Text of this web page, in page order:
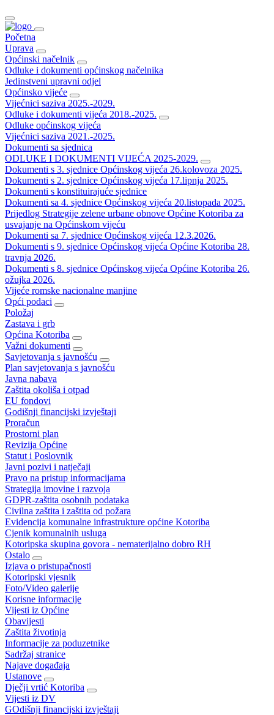
Početna
Uprava
Općinski načelnik
Odluke i dokumenti općinskog načelnika
Jedinstveni upravni odjel
Općinsko vijeće
Vijećnici saziva 2025.-2029.
Odluke i dokumenti vijeća 2018.-2025.
Odluke općinskog vijeća
Vijećnici saziva 2021.-2025.
Dokumenti sa sjednica
ODLUKE I DOKUMENTI VIJEĆA 2025-2029.
Dokumenti s 3. sjednice Općinskog vijeća 26.kolovoza 2025.
Dokumenti s 2. sjednice Općinskog vijeća 17.lipnja 2025.
Dokumenti s konstituirajuće sjednice
Dokumenti sa 4. sjednice Općinskog vijeća 20.listopada 2025.
Prijedlog Strategije zelene urbane obnove Općine Kotoriba za
usvajanje na Općinskom vijeću
Dokumenti sa 7. sjednice Općinskog vijeća 12.3.2026.
Dokumenti s 9. sjednice Općinskog vijeća Općine Kotoriba 28.
travnja 2026.
Dokumenti s 8. sjednice Općinskog vijeća Općine Kotoriba 26.
ožujka 2026.
Vijeće romske nacionalne manjine
Opći podaci
Položaj
Zastava i grb
Općina Kotoriba
Važni dokumenti
Savjetovanja s javnošću
Plan savjetovanja s javnošću
Javna nabava
Zaštita okoliša i otpad
EU fondovi
Godišnji financijski izvještaji
Proračun
Prostorni plan
Revizija Općine
Statut i Poslovnik
Javni pozivi i natječaji
Pravo na pristup informacijama
Strategija imovine i razvoja
GDPR-zaštita osobnih podataka
Civilna zaštita i zaštita od požara
Evidencija komunalne infrastrukture općine Kotoriba
Cjenik komunalnih usluga
Kotoripska skupina govora - nematerijalno dobro RH
Ostalo
Izjava o pristupačnosti
Kotoripski vjesnik
Foto/Video galerije
Korisne informacije
Vijesti iz Općine
Obavijesti
Zaštita životinja
Informacije za poduzetnike
Sadržaj stranice
Najave događaja
Ustanove
Dječji vrtić Kotoriba
Vijesti iz DV
GOdišnji financijski izvještaji